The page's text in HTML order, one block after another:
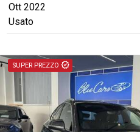
Ott 2022
Usato